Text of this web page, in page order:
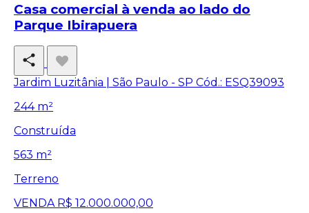
Casa comercial à venda ao lado do
Parque Ibirapuera
Jardim Luzitânia | São Paulo - SP Cód.: ESQ39093
244 m²
Construída
563 m²
Terreno
VENDA R$ 12.000.000,00